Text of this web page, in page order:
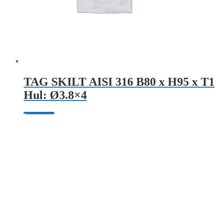
TAG SKILT AISI 316 B80 x H95 x T1
Hul: Ø3.8×4
Læs mere